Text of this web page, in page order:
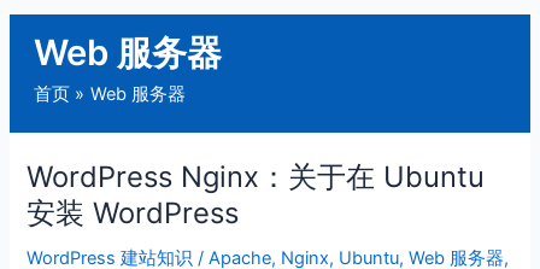
Web 服务器
首页 Web 服务器
WordPress Nginx：关于在 Ubuntu
安装 WordPress
WordPress 建站知识 /Apache, Nginx, Ubuntu,Web 服务器,
WordPress
Nginx：
关
于